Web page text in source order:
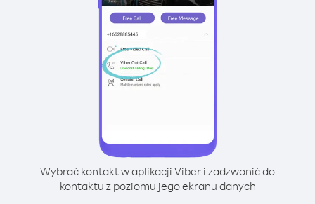
Wybrać kontakt w aplikacji Viber i zadzwonić do
kontaktu z poziomu jego ekranu danych